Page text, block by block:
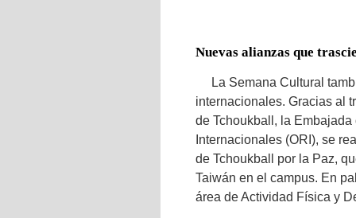
Nuevas alianzas que
La Semana Cultural
internacionales. Gracias al
de Tchoukball, la
Internacionales (ORI), se
de Tchoukball por la Paz,
Taiwán en el campus. En
área de Actividad Física y